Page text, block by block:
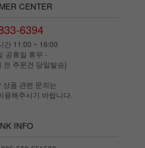
CENTER
6394
간 11:00 ~ 16:00
공휴일 휴무 -
전 주문건 당일발송]
상품 관련 문의는
용해주시기 바랍니다.
INFO